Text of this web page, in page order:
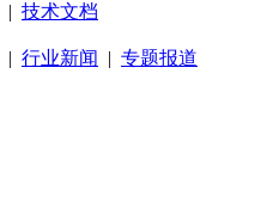
| 技术文档
| 行业新闻 | 专题报道